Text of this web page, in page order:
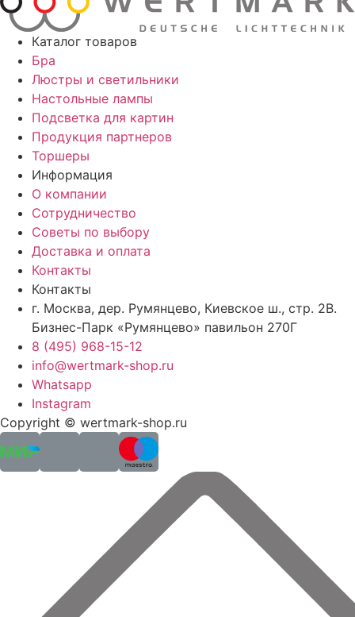
Каталог товаров
Бра
Люстры и светильники
Настольные лампы
Подсветка для картин
Продукция партнеров
Торшеры
Информация
О компании
Сотрудничество
Советы по выбору
Доставка и оплата
Контакты
Контакты
г. Москва, дер. Румянцево, Киевское ш., стр. 2В.
Бизнес-Парк «Румянцево» павильон 270Г
8 (495) 968-15-12
info@wertmark-shop.ru
Whatsapp
Instagram
Copyright © wertmark-shop.ru